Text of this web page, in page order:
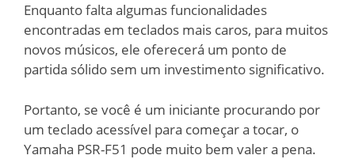
Enquanto falta algumas funcionalidades
encontradas em teclados mais caros, para muitos
novos músicos, ele oferecerá um ponto de
partida sólido sem um investimento significativo.
Portanto, se você é um iniciante procurando por
um teclado acessível para começar a tocar, o
Yamaha PSR-F51 pode muito bem valer a pena.